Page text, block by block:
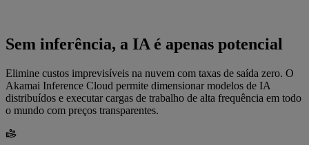
Sem inferência, a IA é apenas potencial
Elimine custos imprevisíveis na nuvem com taxas de saída zero. O
Akamai Inference Cloud permite dimensionar modelos de IA
distribuídos e executar cargas de trabalho de alta frequência em todo
o mundo com preços transparentes.